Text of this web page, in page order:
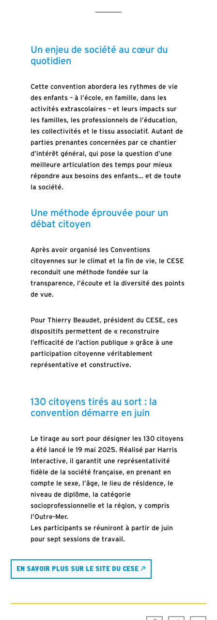
Un enjeu de société au cœur du
quotidien
Cette convention abordera les rythmes de vie
des enfants – à l’école, en famille, dans les
activités extrascolaires – et leurs impacts sur
les familles, les professionnels de l’éducation,
les collectivités et le tissu associatif. Autant de
parties prenantes concernées par ce chantier
d’intérêt général, qui pose la question d’une
meilleure articulation des temps pour mieux
répondre aux besoins des enfants… et de toute
la société.
Une méthode éprouvée pour un
débat citoyen
Après avoir organisé les Conventions
citoyennes sur le climat et la fin de vie, le CESE
reconduit une méthode fondée sur la
transparence, l’écoute et la diversité des points
de vue.
Pour Thierry Beaudet, président du CESE, ces
dispositifs permettent de « reconstruire
l’efficacité de l’action publique » grâce à une
participation citoyenne véritablement
représentative et constructive.
130 citoyens tirés au sort : la
convention démarre en juin
Le tirage au sort pour désigner les 130 citoyens
a été lancé le 19 mai 2025. Réalisé par Harris
Interactive, il garantit une représentativité
fidèle de la société française, en prenant en
compte le sexe, l’âge, le lieu de résidence, le
niveau de diplôme, la catégorie
socioprofessionnelle et la région, y compris
l’Outre-Mer.
Les participants se réuniront à partir de juin
pour sept sessions de travail.
EN SAVOIR PLUS SUR LE SITE DU CESE